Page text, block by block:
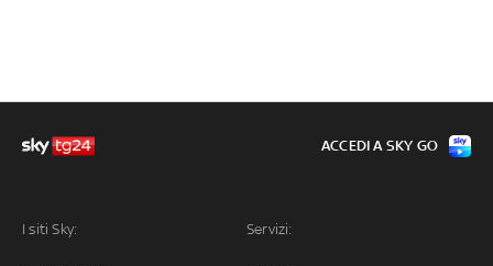
I siti Sky: Servizi:
ACCEDI A SKY GO